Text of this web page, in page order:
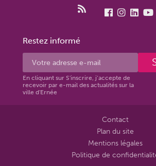
Restez informé
En cliquant sur S'inscrire, j’accepte de
recevoir par e-mail des actualités sur la
ville d'Ernée
Contact
Plan du site
Mentions légales
Politique de